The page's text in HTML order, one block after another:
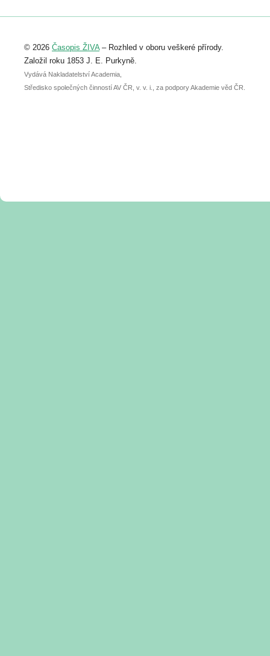
Registrovat se můžete do 6. září.
abstraktu přihlášené přednášky nebo
posteru je už 30. června.
© 2026 Časopis ŽIVA– Rozhled v oboru veškeré přírody.
Založil roku 1853 J. E. Purkyně.
Vydává Nakladatelství Academia,
Středisko společných činností AV ČR, v. v. i., za podpory Akademie věd ČR.